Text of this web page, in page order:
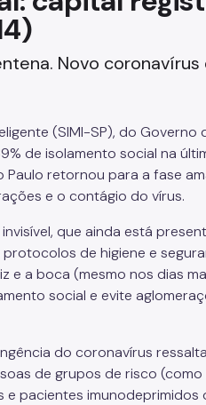
Nota
Novo
(SIMI-SP), do
de isolamento social na
retornou para a fase
e o contágio do vírus.
que ainda está
de higiene e
e a boca (mesmo nos dias
social e evite
do coronavírus
de grupos de risco
pacientes